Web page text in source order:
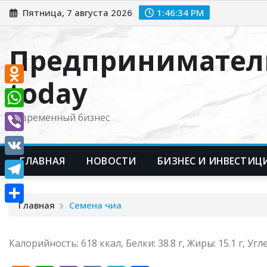
Перейти
к
Пятница, 7 августа 2026 1:46:35 PM
today
Современный бизнес
ГЛАВНАЯ НОВОСТИ БИЗНЕС И
Главная Семена чиа
Калорийность: 618 ккал, Белки: 38.8 г, Жиры: 15.1 г,
Odnoklassniki
WhatsApp
Viber
VK
Telegram
Отправить